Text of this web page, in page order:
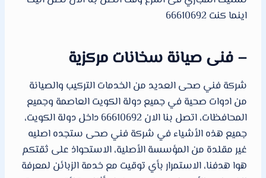
اينما كنت 66610692
– فنى صيانة سخانات مركزية
شركة فني صحى العديد من الخدمات التركيب والصيانة
من ادوات صحية في جميع دولة الكويت العاصمة وجميع
المحافظات، اتصل بنا الان 66610692 داخل دولة الكويت،
جميع هذه الأشياء في شركة فني صحى ستجده اصليه
غير مقلدة من المؤسسة الأصلية، الاستحواذ على ثقتكم
هوا هدفنا، الاستمرار بأي توقيت مع خدمة الزبائن لمعرفة